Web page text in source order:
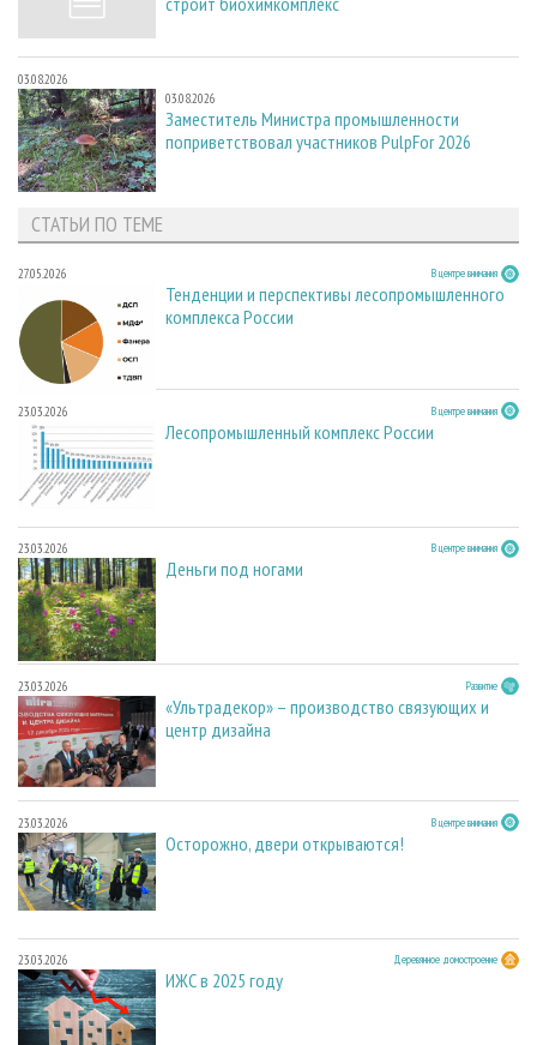
03.08.2026
03.08.2026
Заместитель Министра промышленности
поприветствовал участников PulpFor 2026
СТАТЬИ ПО ТЕМЕ
27.05.2026 В центре внимания
Тенденции и перспективы лесопромышленного
комплекса России
23.03.2026 В центре внимания
Лесопромышленный комплекс России
23.03.2026 В центре внимания
Деньги под ногами
23.03.2026 Развитие
«Ультрадекор» – производство связующих и
центр дизайна
23.03.2026 В центре внимания
Осторожно, двери открываются!
23.03.2026 Деревянное домостроение
ИЖС в 2025 году